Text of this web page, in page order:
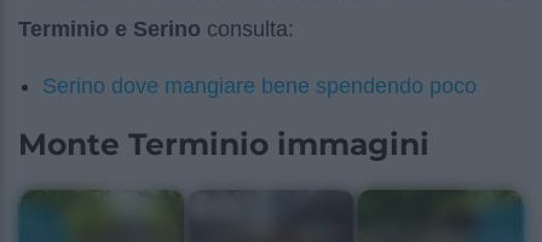
Terminio e Serino consulta:
Serino dove mangiare bene spendendo poco
Monte Terminio immagini